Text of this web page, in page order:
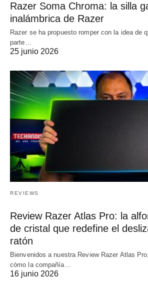
Razer Soma Chroma: la silla
inalámbrica de Razer
Razer se ha propuesto romper con la idea de
parte…
25 junio 2026
REVIEWS
Review Razer Atlas Pro: la
de cristal que redefine el
ratón
Bienvenidos a nuestra Review Razer Atlas
cómo la compañía…
16 junio 2026